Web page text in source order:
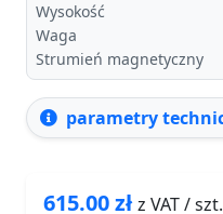
Wysokość
Waga
Strumień magnetyczny
parametry
615.00złz VAT /